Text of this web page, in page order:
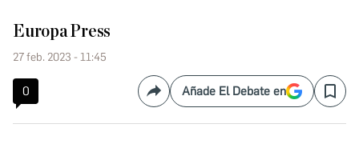
Europa Press
27 feb. 2023 - 11:45
0 CompartirAñade El Debate en Save